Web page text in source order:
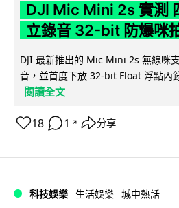
DJI Mic Mini 2s 實測
立錄音 32-bit 防爆咪
DJI 最新推出的 Mic Mini 2s 無線咪
音，並首度下放 32-bit Float 浮點內
閱讀全文
18 1 ↗ 分享
科技娛樂 生活娛樂 城中熱話